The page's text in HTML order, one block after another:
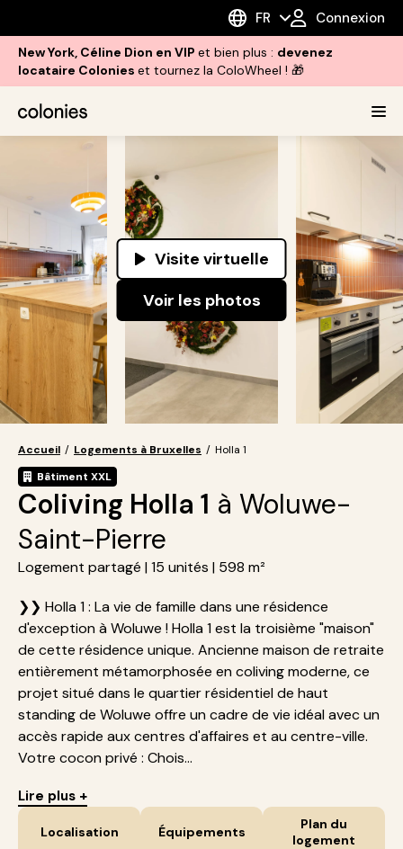
FR Connexion
New York, Céline Dion en VIP et bien plus : devenez
locataire Colonies et tournez la ColoWheel ! 🎁
Visite virtuelle
Voir les photos
Accueil / Logements à Bruxelles / Holla 1
Bâtiment XXL
Coliving Holla 1 à Woluwe-
Saint-Pierre
Logement partagé | 15 unités | 598 m²
❯❯ Holla 1 : La vie de famille dans une résidence
d'exception à Woluwe ! Holla 1 est la troisième "maison"
de cette résidence unique. Ancienne maison de retraite
entièrement métamorphosée en coliving moderne, ce
projet situé dans le quartier résidentiel de haut
standing de Woluwe offre un cadre de vie idéal avec un
accès rapide aux centres d'affaires et au centre-ville.
Votre cocon privé : Chois...
Lire plus +
Localisation Équipements
Plan du
logement